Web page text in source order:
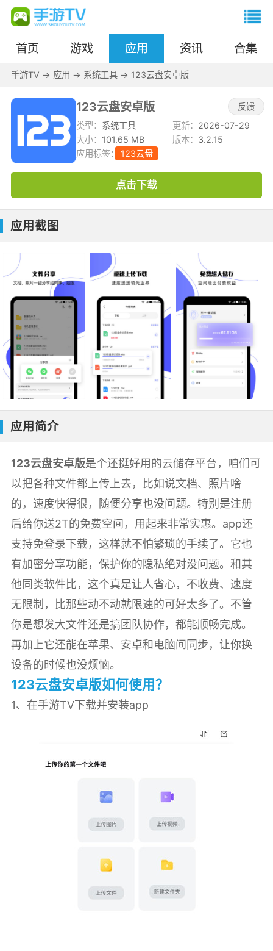
首页 游戏 应用 资讯 合集
手游TV -> 应用 -> 系统工具-> 123云盘安卓版
123云盘安卓版
反馈
类型： 系统工具 更新： 2026-07-29
大小： 101.65 MB 版本： 3.2.15
应用标签：
123云盘
点击下载
应用截图
应用简介
123云盘安卓版是个还挺好用的云储存平台，咱们可
以把各种文件都上传上去，比如说文档、照片啥
的，速度快得很，随便分享也没问题。特别是注册
后给你送2T的免费空间，用起来非常实惠。app还
支持免登录下载，这样就不怕繁琐的手续了。它也
有加密分享功能，保护你的隐私绝对没问题。和其
他同类软件比，这个真是让人省心，不收费、速度
无限制，比那些动不动就限速的可好太多了。不管
你是想发大文件还是搞团队协作，都能顺畅完成。
再加上它还能在苹果、安卓和电脑间同步，让你换
设备的时候也没烦恼。
123云盘安卓版如何使用？
1、在手游TV下载并安装app